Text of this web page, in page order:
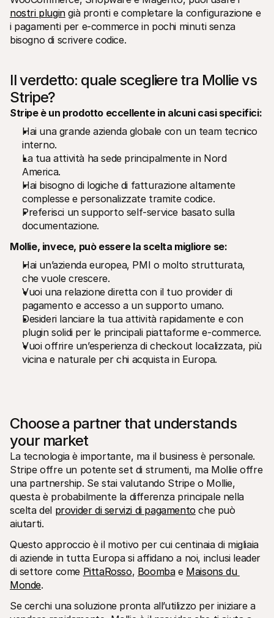
nostri plugin già pronti e completare la configurazione e
i pagamenti per e-commerce in pochi minuti senza
bisogno di scrivere codice.
Il verdetto: quale scegliere tra Mollie vs
Stripe?
Stripe è un prodotto eccellente in alcuni casi specifici:
Hai una grande azienda globale con un team tecnico
interno.
La tua attività ha sede principalmente in Nord
America.
Hai bisogno di logiche di fatturazione altamente
complesse e personalizzate tramite codice.
Preferisci un supporto self-service basato sulla
documentazione.
Mollie, invece, può essere la scelta migliore se:
Hai un’azienda europea, PMI o molto strutturata,
che vuole crescere.
Vuoi una relazione diretta con il tuo provider di
pagamento e accesso a un supporto umano.
Desideri lanciare la tua attività rapidamente e con
plugin solidi per le principali piattaforme e-commerce.
Vuoi offrire un’esperienza di checkout localizzata, più
vicina e naturale per chi acquista in Europa.
Choose a partner that understands
your market
La tecnologia è importante, ma il business è personale.
Stripe offre un potente set di strumenti, ma Mollie offre
una partnership. Se stai valutando Stripe o Mollie,
questa è probabilmente la differenza principale nella
scelta del provider di servizi di pagamento che può
aiutarti.
Questo approccio è il motivo per cui centinaia di migliaia
di aziende in tutta Europa si affidano a noi, inclusi leader
di settore come PittaRosso, Boomba e Maisons du
Monde.
Se cerchi una soluzione pronta all’utilizzo per iniziare a